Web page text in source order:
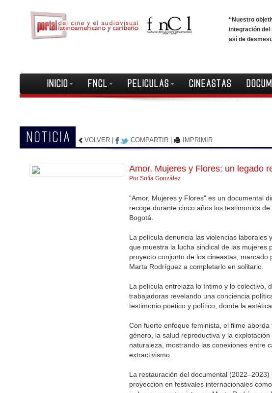
“Nuestro
integración del
así de
INICIO FNCL PELICULAS CINEASTAS
NOTICIA VOLVER COMPARTIR IMPRIMIR
Amor, Mujeres y Flores: un legado
Por Sofía González
"Amor, Mujeres y Flores" es un documental
recoge durante cinco años los testimonios
Bogotá.
La película denuncia las violencias laborales
que muestra la lucha sindical de las mujeres
proyecto conjunto de los cineastas,
Marta Rodríguez a completarlo en solitario.
La película entrelaza lo íntimo y lo colectivo,
trabajadoras revelando una conciencia
testimonio poético y político, donde la
Con fuerte enfoque feminista, el filme
género, la salud reproductiva y la
naturaleza, mostrando las conexiones entre
extractivismo.
La restauración del documental
proyección en festivales internacionales